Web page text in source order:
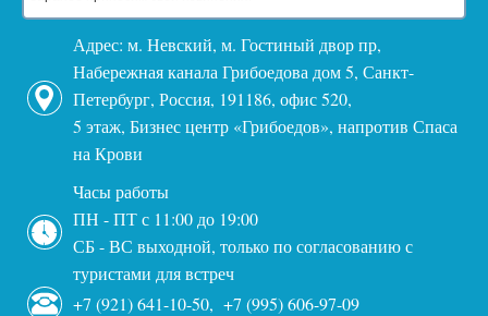
Адрес: м. Невский, м. Гостиный двор пр,
Набережная канала Грибоедова дом 5, Санкт-
Петербург, Россия, 191186, офис 520,
5 этаж, Бизнес центр «Грибоедов», напротив Спаса
на Крови
Часы работы
ПН - ПТ с 11:00 до 19:00
СБ - ВС выходной, только по согласованию с
туристами для встреч
+7 (921) 641-10-50, +7 (995) 606-97-09